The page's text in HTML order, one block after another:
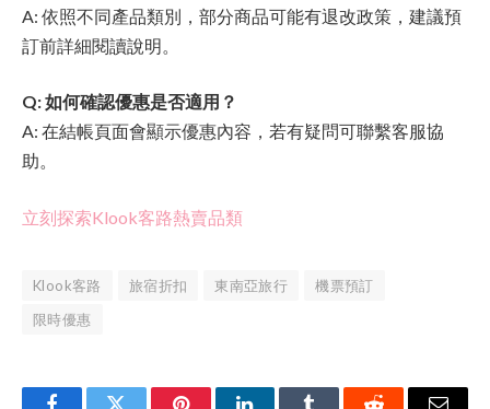
A: 依照不同產品類別，部分商品可能有退改政策，建議預
訂前詳細閱讀說明。
Q: 如何確認優惠是否適用？
A: 在結帳頁面會顯示優惠內容，若有疑問可聯繫客服協
助。
立刻探索Klook客路熱賣品類
Klook客路 旅宿折扣 東南亞旅行
機票預訂
限時優惠